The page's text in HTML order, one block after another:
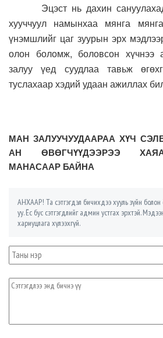
Эцэст нь дахин
хууччуул намынхаа мянга
үнэмшлийг цаг зуурын эрх
олон боломж, боловсон
залуу үед суудлаа тавьж
туслахаар хэдий удаан ажиллах
МАН ЗАЛУУЧУУДААРАА ХҮЧ
АН ӨВӨГЧҮҮДЭЭРЭЭ
МАНАСААР БАЙНА
АНХААР! Та сэтгэгдэл бичихдээ хууль зүйн
уу. Ёс бус сэтгэгдлийг админ устгах эрхтэй.
хариуцлага хүлээхгүй.